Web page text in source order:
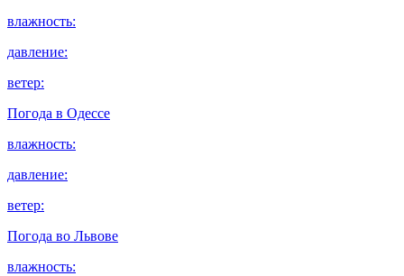
влажность:
давление:
ветер:
Погода в Одессе
влажность:
давление:
ветер:
Погода во Львове
влажность: